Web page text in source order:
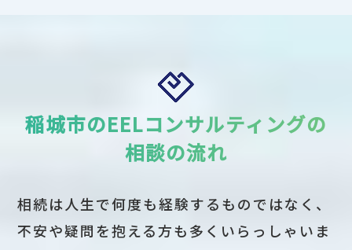
稲城市のEELコンサルティングの
相談の流れ
相続は人生で何度も経験するものではなく、
不安や疑問を抱える方も多くいらっしゃいま